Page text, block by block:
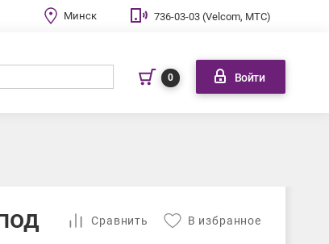
Минск 736-03-03 (Velcom, МТС)
0 Войти
В избранное
Cравнить